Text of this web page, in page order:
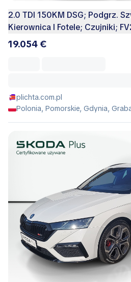
2.0 TDI 150KM DSG; Podgrz.
Kierownica I Fotele; Czujniki;
19.054 €
plichta.com.pl
Polonia, Pomorskie, Gdynia,